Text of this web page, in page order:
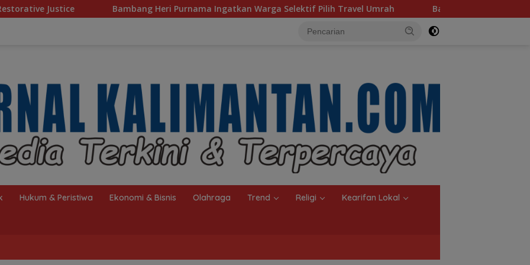
Bambang Heri Purnama Ingatkan Warga Selektif Pilih Travel Umrah Bangun Banua Gandeng Media, Perkuat
Hukum & Peristiwa Ekonomi & Bisnis Olahraga Trend Religi Kearifan Lokal